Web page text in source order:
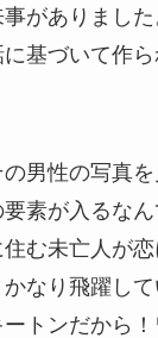
がありまし
に基づいて作
男性の写真
素が入るな
む未亡人が
なり飛躍し
トンだから